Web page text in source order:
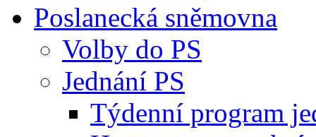
Poslanecká sněmovna
Volby do PS
Jednání PS
Týdenní program